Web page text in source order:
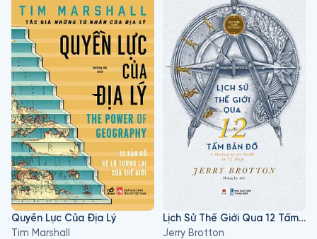
Quyền Lực Của Địa Lý
Tim Marshall
Lịch Sử Thế Giới Qua 12 Tấm Bản Đồ
Jerry Brotton